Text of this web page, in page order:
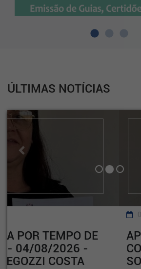
ÚLTIMAS NOTÍCIAS
APOSENTADORIA POR
CONTRIBUIÇÃO - 04/
SONIA APARECIDA
Previous